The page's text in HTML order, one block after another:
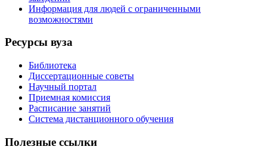
Информация для людей с ограниченными
возможностями
Ресурсы вуза
Библиотека
Диссертационные советы
Научный портал
Приемная комиссия
Расписание занятий
Система дистанционного обучения
Полезные ссылки